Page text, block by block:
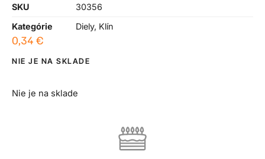
SKU
30356
Kategórie
Diely, Klín
0,34 €
NIE JE NA SKLADE
Nie je na sklade